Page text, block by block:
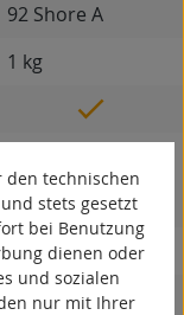
92 Shore A
1 kg
den technischen
stets gesetzt
bei Benutzung
dienen oder
und sozialen
nur mit Ihrer